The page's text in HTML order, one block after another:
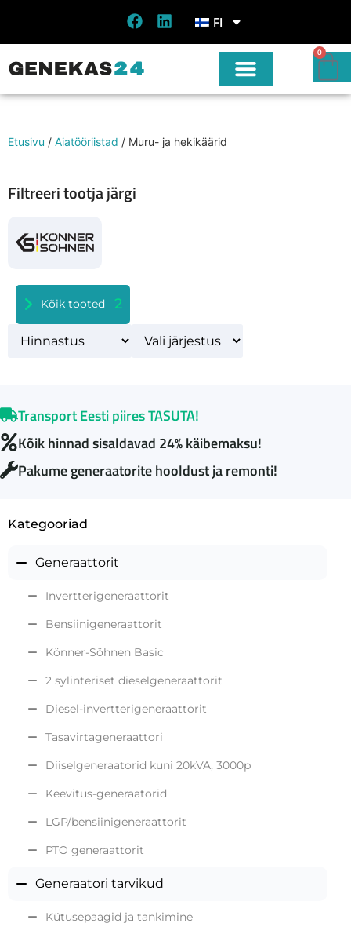
FI
0
Etusivu / Aiatööriistad / Muru- ja hekikäärid
Filtreeri tootja järgi
Kõik tooted 2
Transport Eesti piires TASUTA!
Kõik hinnad sisaldavad 24% käibemaksu!
Pakume generaatorite hooldust ja remonti!
Kategooriad
Generaattorit
Invertterigeneraattorit
Bensiinigeneraattorit
Könner-Söhnen Basic
2 sylinteriset dieselgeneraattorit
Diesel-invertterigeneraattorit
Tasavirtageneraattori
Diiselgeneraatorid kuni 20kVA, 3000p
Keevitus-generaatorid
LGP/bensiinigeneraattorit
PTO generaattorit
Generaatori tarvikud
Kütusepaagid ja tankimine